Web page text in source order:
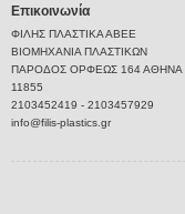
Επικοινωνία
ΦΙΛΗΣ ΠΛΑΣΤΙΚΑ ΑΒΕΕ
ΒΙΟΜΗΧΑΝΙΑ ΠΛΑΣΤΙΚΩΝ
ΠΑΡΟΔΟΣ ΟΡΦΕΩΣ 164 ΑΘΗΝΑ
11855
2103452419 - 2103457929
info@filis-plastics.gr